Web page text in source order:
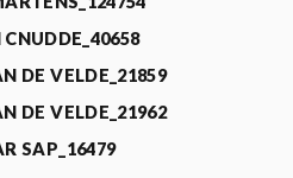
DE VELDE_21859
DE VELDE_21962
SAP_16479